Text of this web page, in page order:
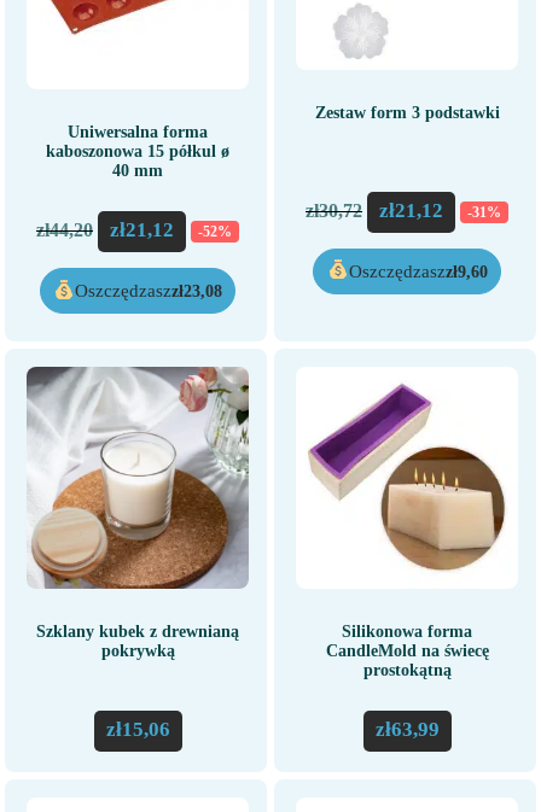
Uniwersalna forma
kaboszonowa 15 półkul ø
40 mm
zł44,20 zł21,12 -52%
Oszczędzaszzł23,08
Zestaw form 3 podstawki
zł30,72 zł21,12 -31%
Oszczędzaszzł9,60
Szklany kubek z drewnianą
pokrywką
zł15,06
Silikonowa forma
CandleMold na świecę
prostokątną
zł63,99